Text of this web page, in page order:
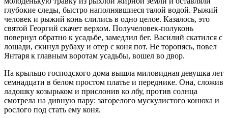
глубокие следы, быстро наполнявшиеся талой водой. Рыжий
человек и рыжий конь слились в одно целое. Казалось, это
святой Георгий скачет верхом. Получеловек-полуконь
повернул обратно к усадьбе, замедлил бег. Василий скатился с
лошади, скинул рубаху и отер с коня пот. Не торопясь, повел
Янтаря к главным воротам усадьбы, вошел во двор.
На крыльцо господского дома вышла миловидная девушка лет
семнадцати в белом простом платье и переднике. Она, сложив
ладошку козырьком и прислонив ко лбу, против солнца
смотрела на дивную пару: загорелого мускулистого конюха и
рослого под стать ему коня.